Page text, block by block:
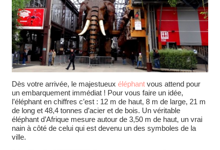
Dès votre arrivée, le majestueux éléphant vous attend pour
un embarquement immédiat ! Pour vous faire un idée,
l’éléphant en chiffres c’est : 12 m de haut, 8 m de large, 21 m
de long et 48,4 tonnes d’acier et de bois. Un véritable
éléphant d’Afrique mesure autour de 3,50 m de haut, un vrai
nain à côté de celui qui est devenu un des symboles de la
ville.